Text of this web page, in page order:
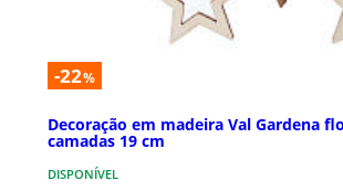
-22%
Decoração em madeira Val Gardena
camadas 19 cm
DISPONÍVEL